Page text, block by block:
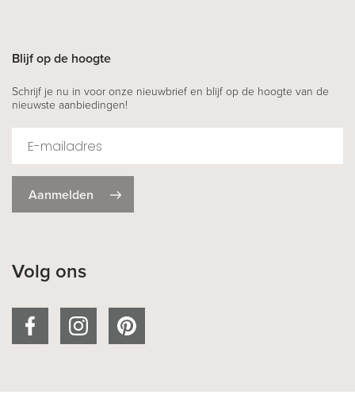
Blijf op de hoogte
Schrijf je nu in voor onze nieuwbrief en blijf op de hoogte van de
nieuwste aanbiedingen!
Aanmelden
Volg ons